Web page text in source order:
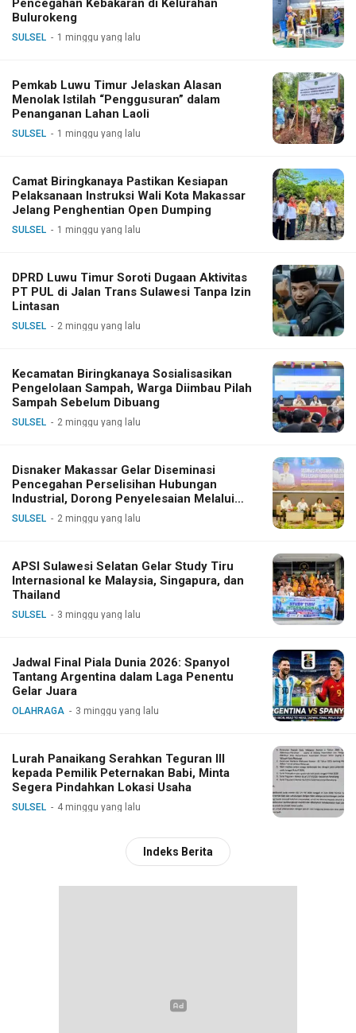
Pencegahan Kebakaran di Kelurahan
Bulurokeng
SULSEL 1 minggu yang lalu
Pemkab Luwu Timur Jelaskan Alasan
Menolak Istilah “Penggusuran” dalam
Penanganan Lahan Laoli
SULSEL 1 minggu yang lalu
Camat Biringkanaya Pastikan Kesiapan
Pelaksanaan Instruksi Wali Kota Makassar
Jelang Penghentian Open Dumping
SULSEL 1 minggu yang lalu
DPRD Luwu Timur Soroti Dugaan Aktivitas
PT PUL di Jalan Trans Sulawesi Tanpa Izin
Lintasan
SULSEL 2 minggu yang lalu
Kecamatan Biringkanaya Sosialisasikan
Pengelolaan Sampah, Warga Diimbau Pilah
Sampah Sebelum Dibuang
SULSEL 2 minggu yang lalu
Disnaker Makassar Gelar Diseminasi
Pencegahan Perselisihan Hubungan
Industrial, Dorong Penyelesaian Melalui
Dialog
SULSEL 2 minggu yang lalu
APSI Sulawesi Selatan Gelar Study Tiru
Internasional ke Malaysia, Singapura, dan
Thailand
SULSEL 3 minggu yang lalu
Jadwal Final Piala Dunia 2026: Spanyol
Tantang Argentina dalam Laga Penentu
Gelar Juara
OLAHRAGA 3 minggu yang lalu
Lurah Panaikang Serahkan Teguran III
kepada Pemilik Peternakan Babi, Minta
Segera Pindahkan Lokasi Usaha
SULSEL 4 minggu yang lalu
Indeks Berita